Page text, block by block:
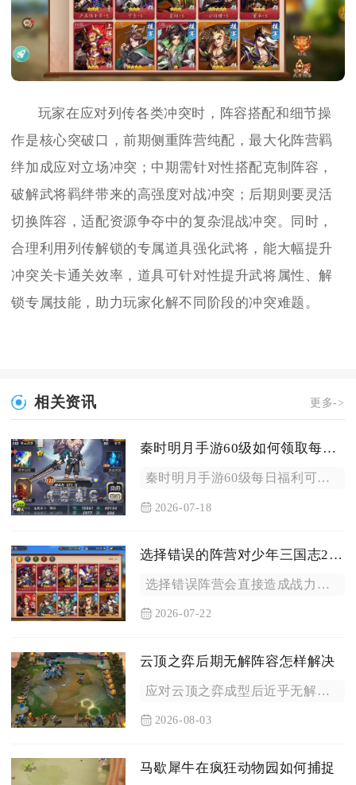
玩家在应对列传各类冲突时，阵容搭配和细节操
作是核心突破口，前期侧重阵营纯配，最大化阵营羁
绊加成应对立场冲突；中期需针对性搭配克制阵容，
破解武将羁绊带来的高强度对战冲突；后期则要灵活
切换阵容，适配资源争夺中的复杂混战冲突。同时，
合理利用列传解锁的专属道具强化武将，能大幅提升
冲突关卡通关效率，道具可针对性提升武将属性、解
锁专属技能，助力玩家化解不同阶段的冲突难题。
相关资讯 更多->
秦时明月手游60级如何领取每日福利
秦时明月手游60级每日福利可通过福利大厅、活跃度奖励、登录签...
2026-07-18
选择错误的阵营对少年三国志2有何影响
选择错误阵营会直接造成战力虚高、资源大量损耗、各类阵营专属玩...
2026-07-22
云顶之弈后期无解阵容怎样解决
应对云顶之弈成型后近乎无解的后期阵容，核心解法分为三层，中期...
2026-08-03
马歇犀牛在疯狂动物园如何捕捉